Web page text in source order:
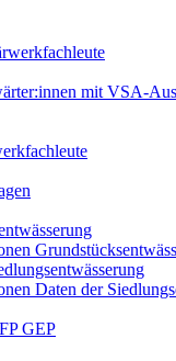
mit VSA-
Daten der
GEP